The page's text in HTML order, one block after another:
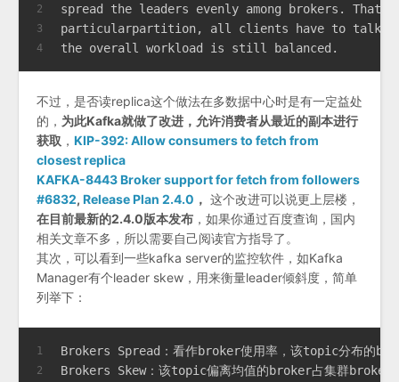
2
3
4
spread the leaders evenly among brokers. That
particularpartition, all clients have to talk
the overall workload is still balanced.
不过，是否读replica这个做法在多数据中心时是有一定益处
的， 为此Kafka就做了改进，允许消费者从最近的副本进行
获取 ， KIP-392: Allow consumers to fetch from
closest replica
KAFKA-8443 Broker support for fetch from followers
#6832, Release Plan 2.4.0 ， 这个改进可以说更上层楼，
在目前最新的2.4.0版本发布 ，如果你通过百度查询，国内
相关文章不多，所以需要自己阅读官方指导了。
其次，可以看到一些kafka server的监控软件，如Kafka
Manager有个leader skew，用来衡量leader倾斜度，简单
列举下：
1
2
Brokers Spread：看作broker使用率，该topic分布的
Brokers Skew：该topic偏离均值的broker占集群broker